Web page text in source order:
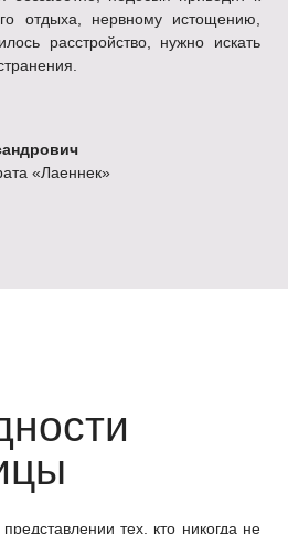
отдыха, нервному истощению,
расстройство, нужно искать
«Лаеннек»
тех, кто никогда не